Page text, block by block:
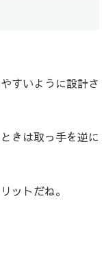
すいように設計さ
きは取っ手を逆に
ットだね。